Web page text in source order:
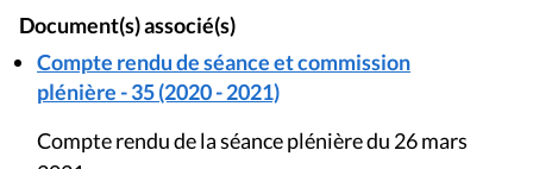
Document(s) associé(s)
Compte rendu de séance et commission
plénière - 35 (2020 - 2021)
Compte rendu de la séance plénière du 26 mars